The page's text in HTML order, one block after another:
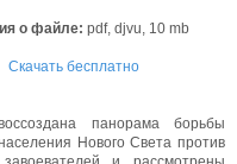
о файле: pdf, djvu, 10 mb
Скачать бесплатно
панорама борьбы
Нового Света против